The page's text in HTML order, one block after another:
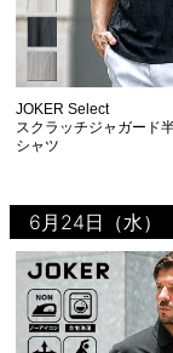
JOKER Select
スクラッチジャガード
シャツ
6月24日（水）